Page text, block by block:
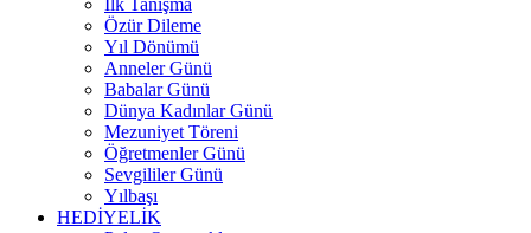
İlk Tanışma
Özür Dileme
Yıl Dönümü
Anneler Günü
Babalar Günü
Dünya Kadınlar Günü
Mezuniyet Töreni
Öğretmenler Günü
Sevgililer Günü
Yılbaşı
HEDİYELİK